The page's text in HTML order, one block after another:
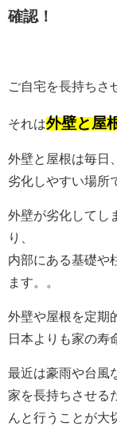
確認！
ご自宅を長持ちさ
それは外壁と屋
外壁と屋根は毎日
劣化しやすい場所
外壁が劣化してし
り、
内部にある基礎や
ます。。
外壁や屋根を定期
日本よりも家の寿
最近は豪雨や台風
家を長持ちさせる
んと行うことが大